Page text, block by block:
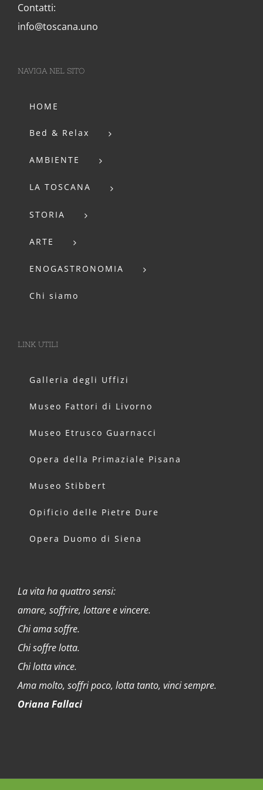
Contatti:
info@toscana.uno
NAVIGA NEL SITO
HOME
Bed & Relax
AMBIENTE
LA TOSCANA
STORIA
ARTE
ENOGASTRONOMIA
Chi siamo
LINK UTILI
Galleria degli Uffizi
Museo Fattori di Livorno
Museo Etrusco Guarnacci
Opera della Primaziale Pisana
Museo Stibbert
Opificio delle Pietre Dure
Opera Duomo di Siena
La vita ha quattro sensi:
amare, soffrire, lottare e vincere.
Chi ama soffre.
Chi soffre lotta.
Chi lotta vince.
Ama molto, soffri poco, lotta tanto, vinci sempre.
Oriana Fallaci